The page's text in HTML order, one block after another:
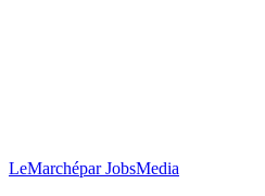
LeMarchépar JobsMedia